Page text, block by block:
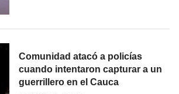
Comunidad atacó a policías
cuando intentaron capturar a un
guerrillero en el Cauca